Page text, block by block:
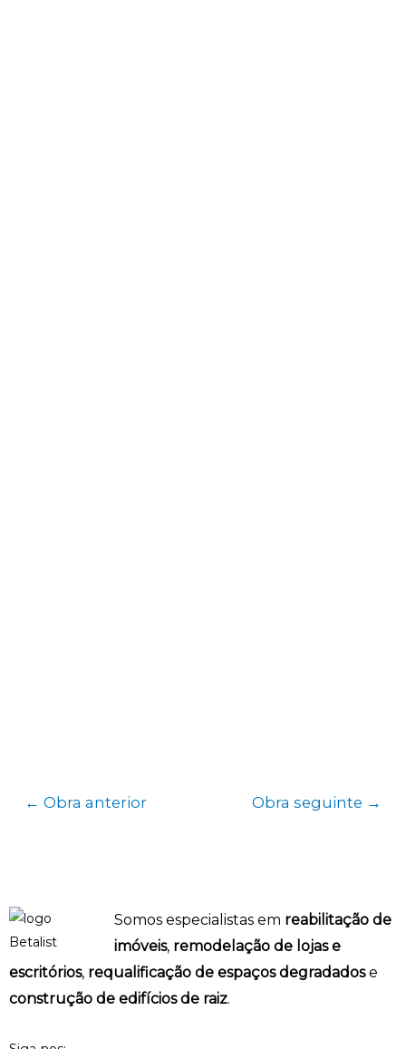
← Obra anterior Obra seguinte →
Somos especialistas em reabilitação de
imóveis, remodelação de lojas e
escritórios, requalificação de espaços degradadose
construção de edifícios de raiz.